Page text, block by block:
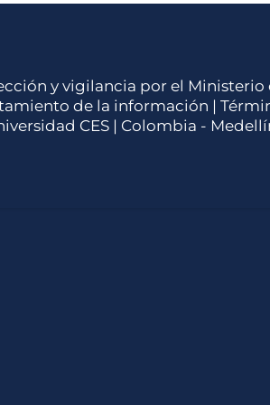
y vigilancia por el Ministerio
de la información |
CES | Colombia -